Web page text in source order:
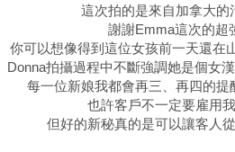
這次拍的是來自加拿大的
謝謝Emma這次的超
你可以想像得到這位女孩前一天還在
Donna拍攝過程中不斷強調她是個女
每一位新娘我都會再三、再四的提
也許客戶不一定要雇用
但好的新秘真的是可以讓客人